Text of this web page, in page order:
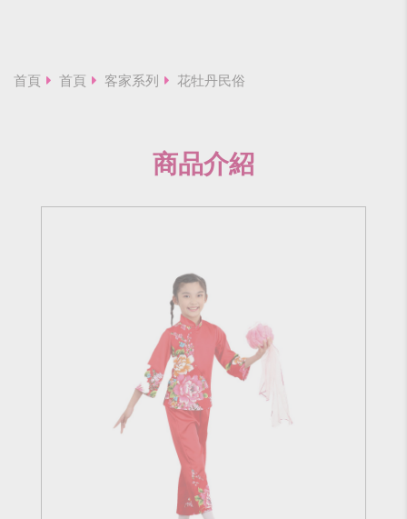
首頁 首頁 客家系列 花牡丹民俗
商品介紹